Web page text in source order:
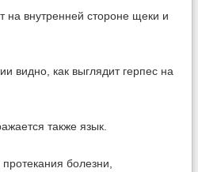
видно, как выглядит герпес на
болезни,